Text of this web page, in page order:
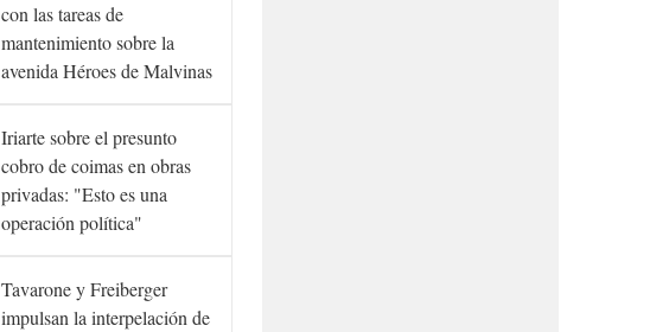
con las tareas de
mantenimiento sobre la
avenida Héroes de Malvinas
Iriarte sobre el presunto
cobro de coimas en obras
privadas: "Esto es una
operación política"
Tavarone y Freiberger
impulsan la interpelación de